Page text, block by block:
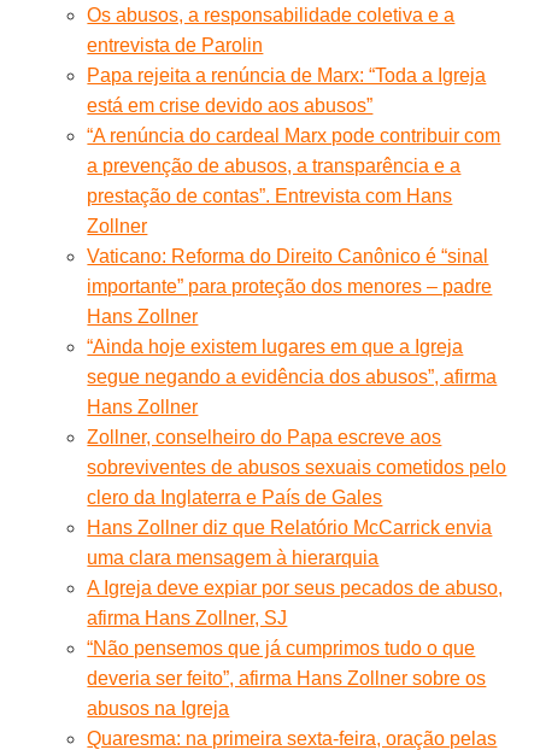
Os abusos, a responsabilidade coletiva e a
entrevista de Parolin
Papa rejeita a renúncia de Marx: “Toda a Igreja
está em crise devido aos abusos”
“A renúncia do cardeal Marx pode contribuir com
a prevenção de abusos, a transparência e a
prestação de contas”. Entrevista com Hans
Zollner
Vaticano: Reforma do Direito Canônico é “sinal
importante” para proteção dos menores – padre
Hans Zollner
“Ainda hoje existem lugares em que a Igreja
segue negando a evidência dos abusos”, afirma
Hans Zollner
Zollner, conselheiro do Papa escreve aos
sobreviventes de abusos sexuais cometidos pelo
clero da Inglaterra e País de Gales
Hans Zollner diz que Relatório McCarrick envia
uma clara mensagem à hierarquia
A Igreja deve expiar por seus pecados de abuso,
afirma Hans Zollner, SJ
“Não pensemos que já cumprimos tudo o que
deveria ser feito”, afirma Hans Zollner sobre os
abusos na Igreja
Quaresma: na primeira sexta-feira, oração pelas